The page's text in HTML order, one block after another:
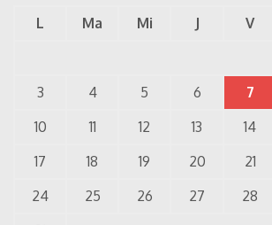
L Ma Mi J V
3
4 5 6 7
10
11 12 13 14
17
18 19 20 21
24
25 26 27 28